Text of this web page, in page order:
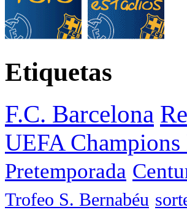
Etiquetas
F.C. Barcelona
UEFA Champions
Pretemporada
Trofeo S. Bernabéu